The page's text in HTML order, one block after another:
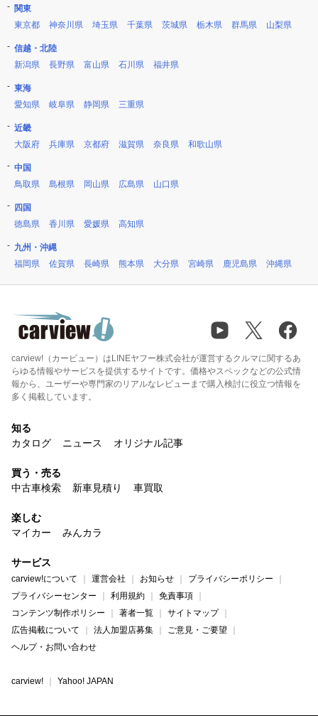
関東
東京都
神奈川県 埼玉県 千葉県 茨城県 栃木県 群馬県 山梨県
信越・北陸
新潟県
長野県 富山県 石川県 福井県
東海
愛知県
岐阜県 静岡県 三重県
近畿
大阪府
兵庫県 京都府 滋賀県 奈良県 和歌山県
中国
鳥取県
島根県 岡山県 広島県 山口県
四国
徳島県
香川県 愛媛県 高知県
九州・沖縄
福岡県
佐賀県 長崎県 熊本県 大分県 宮崎県 鹿児島県 沖縄県
carview!（カービュー）はLINEヤフー株式会社が運営するクルマに関するあ
らゆる情報やサービスを提供するサイトです。価格やスペックなどの公式情
報から、ユーザーや専門家のリアルなレビューまで購入検討に役立つ情報を
多く掲載しています。
知る
カタログ
ニュース オリジナル記事
買う・売る
中古車検索
新車見積り 車買取
楽しむ
マイカー
みんカラ
サービス
carview!について 運営会社 お知らせ
プライバシーポリシー
プライバシーセンター
利用規約
免責事項
コンテンツ制作ポリシー
著者一覧
サイトマップ
広告掲載について
法人加盟店募集
ご意見・ご要望
ヘルプ・お問い合わせ
carview! Yahoo! JAPAN